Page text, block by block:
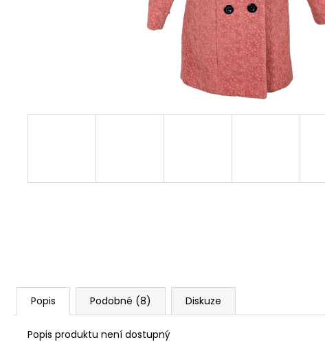
Popis Podobné (8) Diskuze
Popis produktu není dostupný